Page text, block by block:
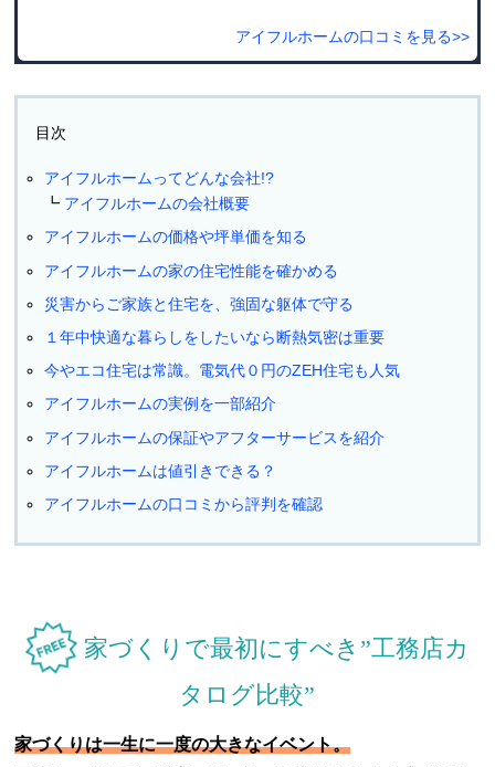
アイフルホームの口コミを見る>>
目次
アイフルホームってどんな会社!?
アイフルホームの会社概要
アイフルホームの価格や坪単価を知る
アイフルホームの家の住宅性能を確かめる
災害からご家族と住宅を、強固な躯体で守る
１年中快適な暮らしをしたいなら断熱気密は重要
今やエコ住宅は常識。電気代０円のZEH住宅も人気
アイフルホームの実例を一部紹介
アイフルホームの保証やアフターサービスを紹介
アイフルホームは値引きできる？
アイフルホームの口コミから評判を確認